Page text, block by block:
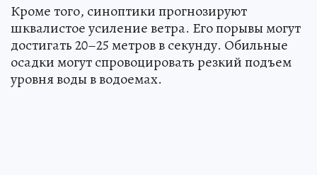
Кроме того, синоптики прогнозируют
шквалистое усиление ветра. Его порывы могут
достигать 20–25 метров в секунду. Обильные
осадки могут спровоцировать резкий подъем
уровня воды в водоемах.